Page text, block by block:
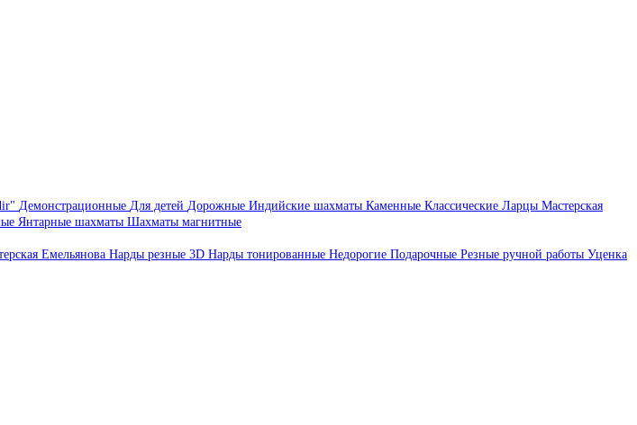
Демонстрационные Для детей Дорожные Индийские шахматы Каменные Классические Ларцы Мастерская
Янтарные шахматы Шахматы магнитные
Емельянова Нарды резные 3D Нарды тонированные Недорогие Подарочные Резные ручной работы Уценка